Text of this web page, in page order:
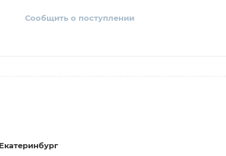
Сообщить о поступлении
Екатеринбург